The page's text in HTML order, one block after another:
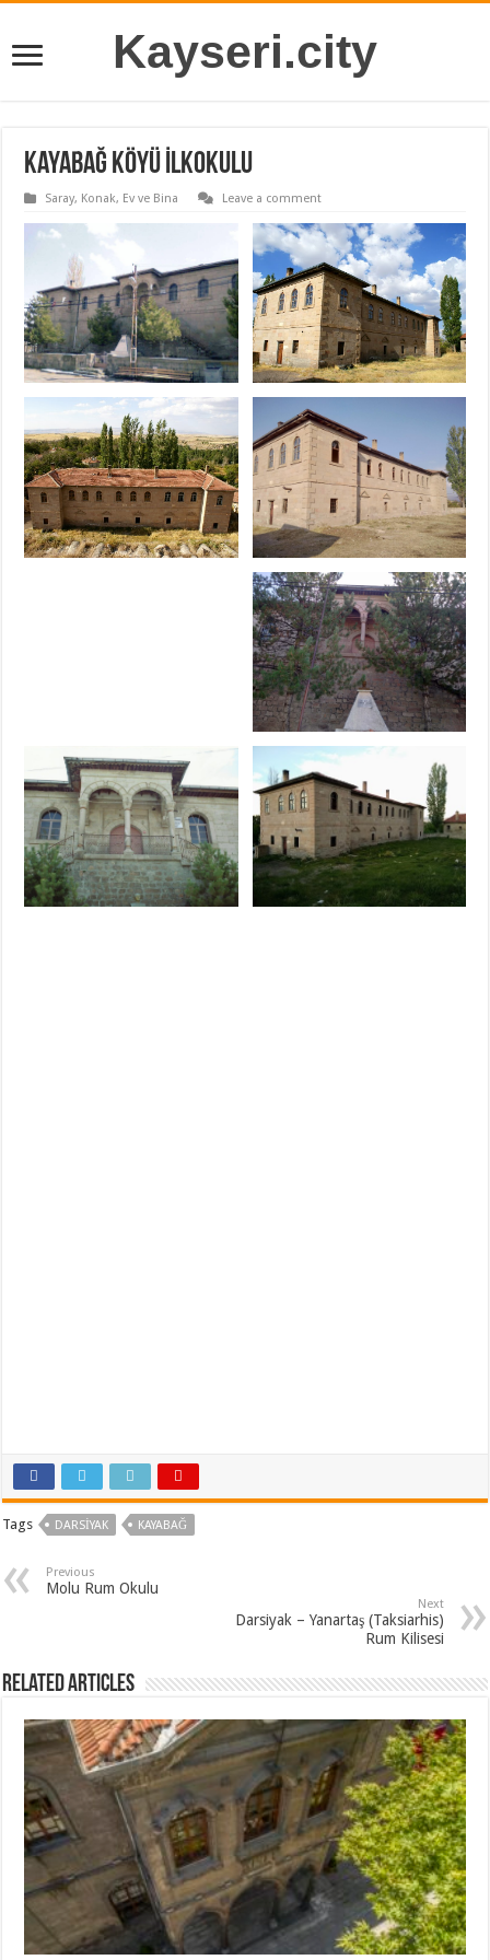
Kayseri.city
Kayabağ Köyü İlkokulu
Saray, Konak, Ev ve Bina Leave a comment
Tags DARSIYAK KAYABAĞ
Previous
Molu Rum Okulu
Next
Darsiyak – Yanartaş (Taksiarhis)
Rum Kilisesi
Related Articles